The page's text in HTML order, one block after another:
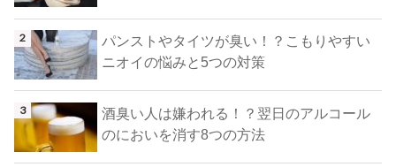
パンストやタイツが臭い！？こもりやすい
ニオイの悩みと5つの対策
酒臭い人は嫌われる！？翌日のアルコール
のにおいを消す8つの方法